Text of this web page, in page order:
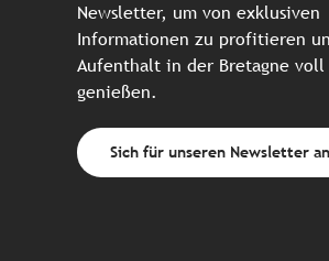
Newsletter, um von exklusiven
Informationen zu profitieren
Aufenthalt in der Bretagne voll
genießen.
Sich für unseren Newsletter